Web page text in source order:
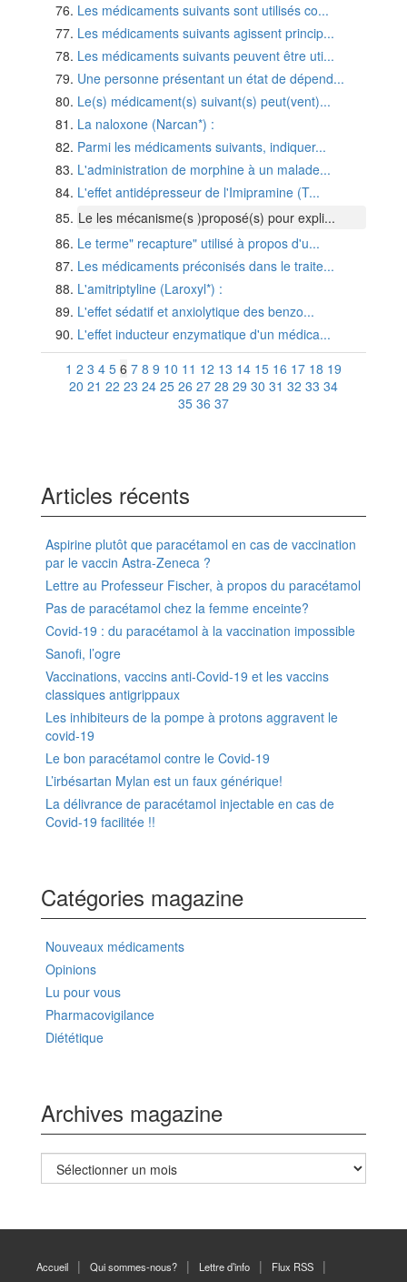
Les médicaments suivants sont utilisés co...
Les médicaments suivants agissent princip...
Les médicaments suivants peuvent être uti...
Une personne présentant un état de dépend...
Le(s) médicament(s) suivant(s) peut(vent)...
La naloxone (Narcan*) :
Parmi les médicaments suivants, indiquer...
L'administration de morphine à un malade...
L'effet antidépresseur de l'Imipramine (T...
Le les mécanisme(s )proposé(s) pour expli...
Le terme" recapture" utilisé à propos d'u...
Les médicaments préconisés dans le traite...
L'amitriptyline (Laroxyl*) :
L'effet sédatif et anxiolytique des benzo...
L'effet inducteur enzymatique d'un médica...
1 2 3 4 5 6 7 8 9 10 11 12 13 14 15 16 17 18 19
20 21 22 23 24 25 26 27 28 29 30 31 32 33 34
35 36 37
Articles récents
Aspirine plutôt que paracétamol en cas de vaccination
par le vaccin Astra-Zeneca ?
Lettre au Professeur Fischer, à propos du paracétamol
Pas de paracétamol chez la femme enceinte?
Covid-19 : du paracétamol à la vaccination impossible
Sanofi, l’ogre
Vaccinations, vaccins anti-Covid-19 et les vaccins
classiques antigrippaux
Les inhibiteurs de la pompe à protons aggravent le
covid-19
Le bon paracétamol contre le Covid-19
L’irbésartan Mylan est un faux générique!
La délivrance de paracétamol injectable en cas de
Covid-19 facilitée !!
Catégories magazine
Nouveaux médicaments
Opinions
Lu pour vous
Pharmacovigilance
Diététique
Archives magazine
Archives
magazine
Accueil Qui sommes-nous? Lettre d’info Flux RSS